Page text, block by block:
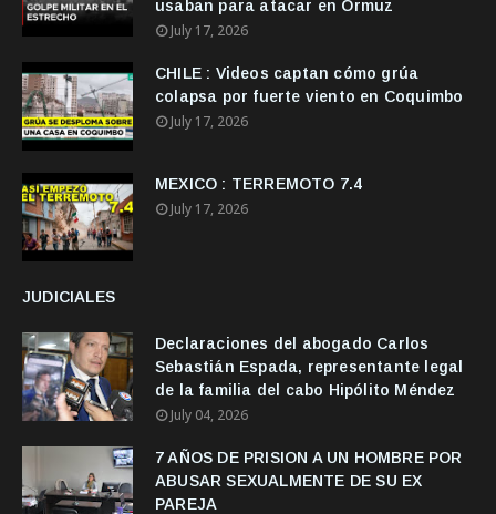
usaban para atacar en Ormuz
July 17, 2026
CHILE : Videos captan cómo grúa
colapsa por fuerte viento en Coquimbo
July 17, 2026
MEXICO : TERREMOTO 7.4
July 17, 2026
JUDICIALES
Declaraciones del abogado Carlos
Sebastián Espada, representante legal
de la familia del cabo Hipólito Méndez
July 04, 2026
7 AÑOS DE PRISION A UN HOMBRE POR
ABUSAR SEXUALMENTE DE SU EX
PAREJA